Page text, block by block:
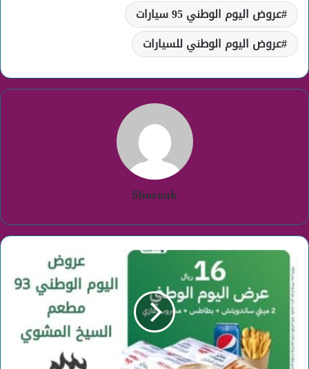
عروض اليوم الوطني 95 سيارات
عروض اليوم الوطني للسيارات
Shorouk
عروض
اليوم
الوطني
93
مطعم
السيخ
المشوي